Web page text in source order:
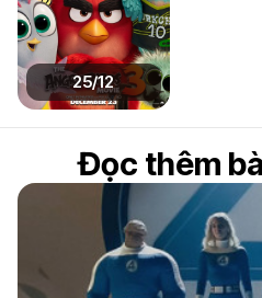
25/12
Đọc thêm